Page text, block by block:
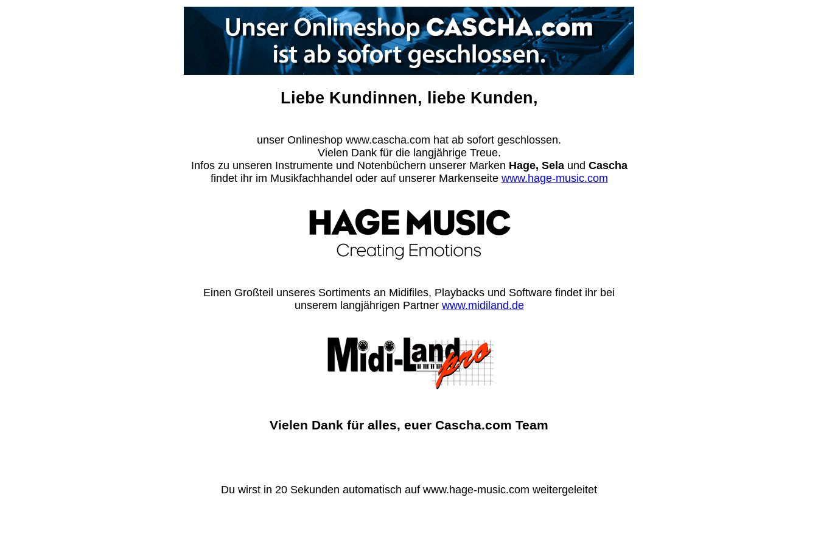
Liebe Kundinnen, liebe Kunden,
unser Onlineshop www.cascha.com hat ab sofort geschlossen.
Vielen Dank für die langjährige Treue.
Infos zu unseren Instrumente und Notenbüchern unserer Marken Hage, Selaund Cascha
findet ihr im Musikfachhandel oder auf unserer Markenseite www.hage-music.com
Einen Großteil unseres Sortiments an Midifiles, Playbacks und Software findet ihr bei
unserem langjährigen Partner www.midiland.de
Vielen Dank für alles, euer Cascha.com Team
Du wirst in 20 Sekunden automatisch auf www.hage-music.com weitergeleitet